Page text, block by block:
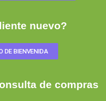
nuevo?
DE BIENVENIDA
de compras